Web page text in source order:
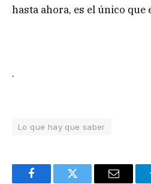
hasta ahora, es el único que
.
Lo que hay que saber